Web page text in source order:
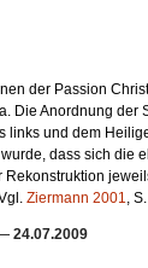
der Passion
Die Anordnung der
links und dem
dass sich die
Ziermann 2001,
24.07.2009